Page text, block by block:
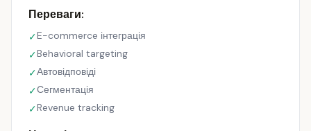
Переваги:
✓E-commerce інтеграція
✓Behavioral targeting
✓Автовідповіді
✓Сегментація
✓Revenue tracking